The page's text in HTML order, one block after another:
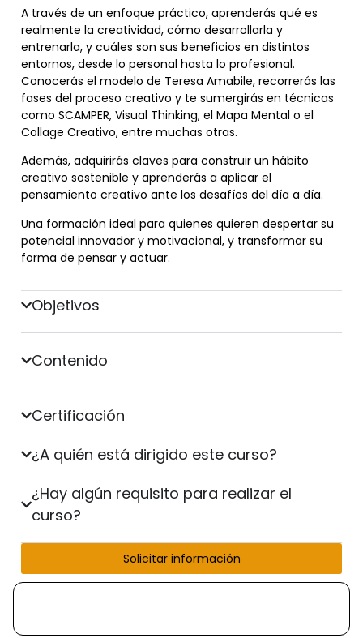
A través de un enfoque práctico, aprenderás qué es
realmente la creatividad, cómo desarrollarla y
entrenarla, y cuáles son sus beneficios en distintos
entornos, desde lo personal hasta lo profesional.
Conocerás el modelo de Teresa Amabile, recorrerás las
fases del proceso creativo y te sumergirás en técnicas
como SCAMPER, Visual Thinking, el Mapa Mental o el
Collage Creativo, entre muchas otras.
Además, adquirirás claves para construir un hábito
creativo sostenible y aprenderás a aplicar el
pensamiento creativo ante los desafíos del día a día.
Una formación ideal para quienes quieren despertar su
potencial innovador y motivacional, y transformar su
forma de pensar y actuar.
Objetivos
Contenido
Certificación
¿A quién está dirigido este curso?
¿Hay algún requisito para realizar el
curso?
Solicitar información